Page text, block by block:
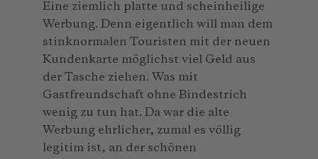
Eine ziemlich platte und scheinheilige
Werbung. Denn eigentlich will man dem
stinknormalen Touristen mit der neuen
Kundenkarte möglichst viel Geld aus
der Tasche ziehen. Was mit
Gastfreundschaft ohne Bindestrich
wenig zu tun hat. Da war die alte
Werbung ehrlicher, zumal es völlig
legitim ist, an der schönen